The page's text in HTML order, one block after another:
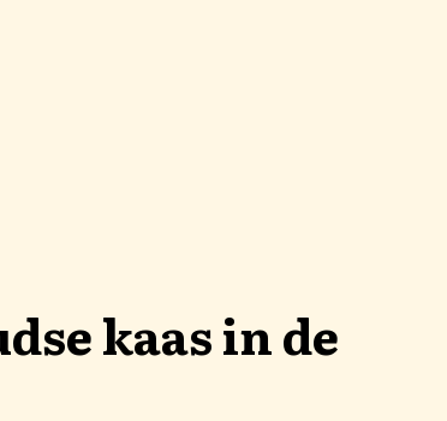
kaas in de